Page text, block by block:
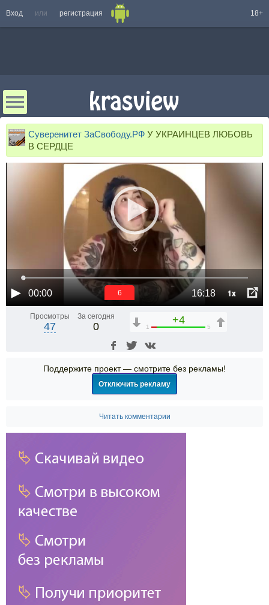
Вход или регистрация 18+
Суверенитет ЗаСвободу.РФ У УКРАИНЦЕВ ЛЮБОВЬ
В СЕРДЦЕ
00:00 16:18 1x
5
Просмотры
47
За сегодня
0
+4
1 5
Поддержите проект — смотрите без рекламы!
Отключить рекламу
Читать комментарии